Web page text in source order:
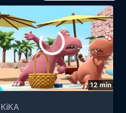
12min
KiKA